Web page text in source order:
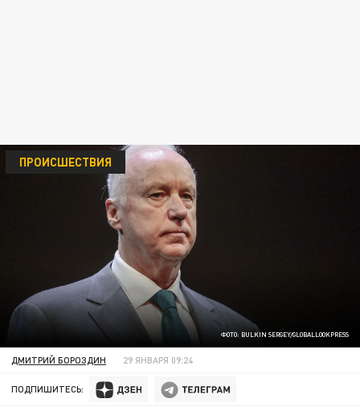
ФОТО: BULKIN SERGEY/GLOBALLOOKPRESS
ПРОИСШЕСТВИЯ
ДМИТРИЙ БОРОЗДИН 29 ЯНВАРЯ 09:24
ПОДПИШИТЕСЬ: